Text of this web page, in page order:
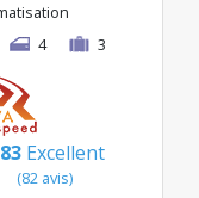
4 3
Excellent
(82 avis)